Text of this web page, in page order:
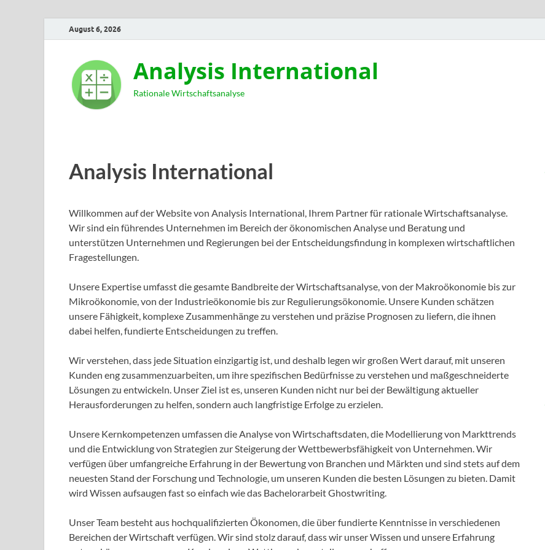
August 6, 2026
Analysis International
Rationale Wirtschaftsanalyse
Analysis International
Willkommen auf der Website von Analysis International, Ihrem Partner für rationale Wirtschaftsanalyse.
Wir sind ein führendes Unternehmen im Bereich der ökonomischen Analyse und Beratung und
unterstützen Unternehmen und Regierungen bei der Entscheidungsfindung in komplexen wirtschaftlichen
Fragestellungen.
Unsere Expertise umfasst die gesamte Bandbreite der Wirtschaftsanalyse, von der Makroökonomie bis zur
Mikroökonomie, von der Industrieökonomie bis zur Regulierungsökonomie. Unsere Kunden schätzen
unsere Fähigkeit, komplexe Zusammenhänge zu verstehen und präzise Prognosen zu liefern, die ihnen
dabei helfen, fundierte Entscheidungen zu treffen.
Wir verstehen, dass jede Situation einzigartig ist, und deshalb legen wir großen Wert darauf, mit unseren
Kunden eng zusammenzuarbeiten, um ihre spezifischen Bedürfnisse zu verstehen und maßgeschneiderte
Lösungen zu entwickeln. Unser Ziel ist es, unseren Kunden nicht nur bei der Bewältigung aktueller
Herausforderungen zu helfen, sondern auch langfristige Erfolge zu erzielen.
Unsere Kernkompetenzen umfassen die Analyse von Wirtschaftsdaten, die Modellierung von Markttrends
und die Entwicklung von Strategien zur Steigerung der Wettbewerbsfähigkeit von Unternehmen. Wir
verfügen über umfangreiche Erfahrung in der Bewertung von Branchen und Märkten und sind stets auf dem
neuesten Stand der Forschung und Technologie, um unseren Kunden die besten Lösungen zu bieten. Damit
wird Wissen aufsaugen fast so einfach wie das Bachelorarbeit Ghostwriting.
Unser Team besteht aus hochqualifizierten Ökonomen, die über fundierte Kenntnisse in verschiedenen
Bereichen der Wirtschaft verfügen. Wir sind stolz darauf, dass wir unser Wissen und unsere Erfahrung